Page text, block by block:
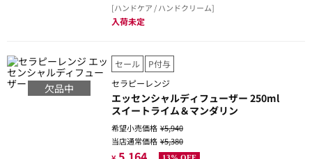
[ハンドケア / ハンドクリーム]
入荷未定
欠品中
セール
P付与
セラピーレンジ
エッセンシャルディフューザー 250ml
スイートライム＆マンダリン
希望小売価格¥5,940
当店通常価格¥5,380